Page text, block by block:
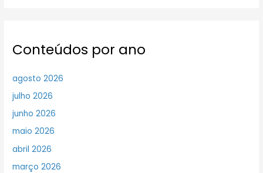
Conteúdos por ano
agosto 2026
julho 2026
junho 2026
maio 2026
abril 2026
março 2026